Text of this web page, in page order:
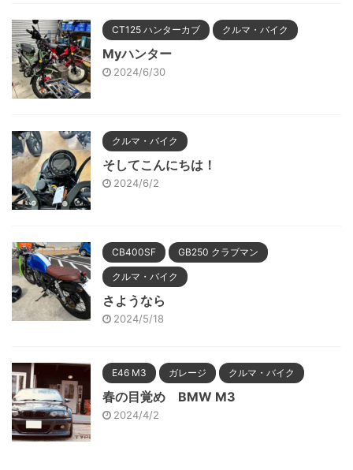
CT125 ハンターカブ クルマ・バイク
Myハンター
2024/6/30
クルマ・バイク
そしてこんにちは！
2024/6/2
CB400SF GB250 クラブマン
クルマ・バイク
さようなら
2024/5/18
E46 M3 ガレージ クルマ・バイク
春の目覚め BMW M3
2024/4/2